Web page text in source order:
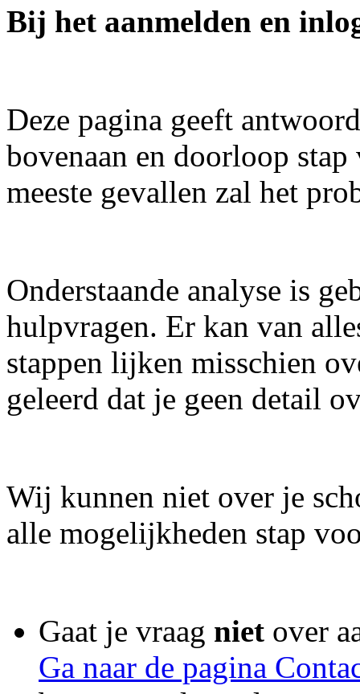
Bij het aanmelden en
Deze pagina geeft
bovenaan en doorloop
meeste gevallen zal het
Onderstaande analyse is
hulpvragen. Er kan van
stappen lijken misschien
geleerd dat je geen detail
Wij kunnen niet over je
alle mogelijkheden stap
Gaat je vraag niet over
Ga naar de pagina